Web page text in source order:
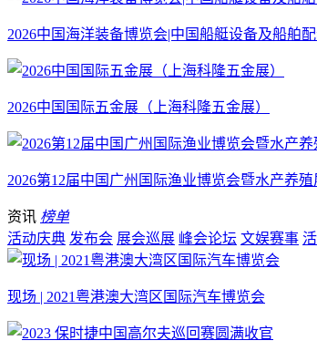
2026中国海洋装备博览会|中国船艇设备及船舶
2026中国国际五金展（上海科隆五金展）
2026第12届中国广州国际渔业博览会暨水产养
资讯 榜单
活动庆典 发布会 展会巡展 峰会论坛 文娱赛事
现场 | 2021粤港澳大湾区国际汽车博览会